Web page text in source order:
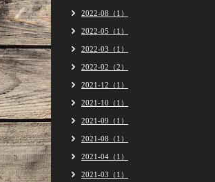
2022-08（1）
2022-05（1）
2022-03（1）
2022-02（2）
2021-12（1）
2021-10（1）
2021-09（1）
2021-08（1）
2021-04（1）
2021-03（1）